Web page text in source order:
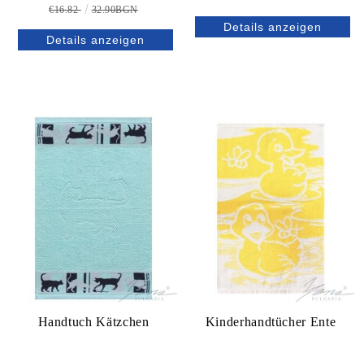
€16.82 32.90BGN
Details anzeigen
Details anzeigen
Handtuch Kätzchen Kinderhandtücher Ente